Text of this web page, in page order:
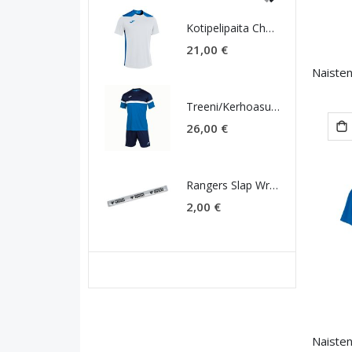
Kotipelipaita Champ VI, valkoinen
21,00 €
Treeni/Kerhoasu Danubio
26,00 €
Rangers Slap Wrap heijastin
2,00 €